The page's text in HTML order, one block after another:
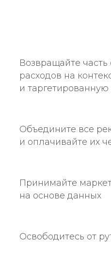
Возвращайте часть
расходов на
и
Объедините все
и оплачивайте их
Принимайте
на основе данных
Освободитесь от